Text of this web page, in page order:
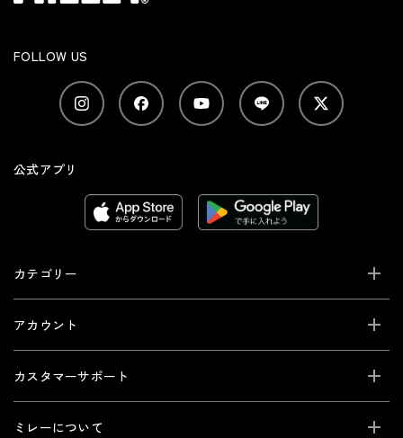
FOLLOW US
公式アプリ
カテゴリー
アカウント
カスタマーサポート
ミレーについて